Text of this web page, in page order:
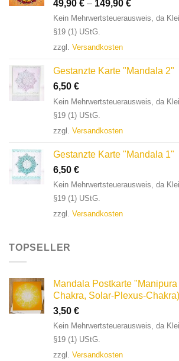
49,90 € – 149,90 €
Kein Mehrwertsteuerausweis, da
§19 (1) UStG.
zzgl. Versandkosten
Gestanzte Karte "Mandala 2"
6,50 €
Kein Mehrwertsteuerausweis, da
§19 (1) UStG.
zzgl. Versandkosten
Gestanzte Karte "Mandala 1"
6,50 €
Kein Mehrwertsteuerausweis, da
§19 (1) UStG.
zzgl. Versandkosten
TOPSELLER
Mandala Postkarte
Chakra, Solar-Plexus-Chakra)
3,50 €
Kein Mehrwertsteuerausweis, da
§19 (1) UStG.
zzgl. Versandkosten